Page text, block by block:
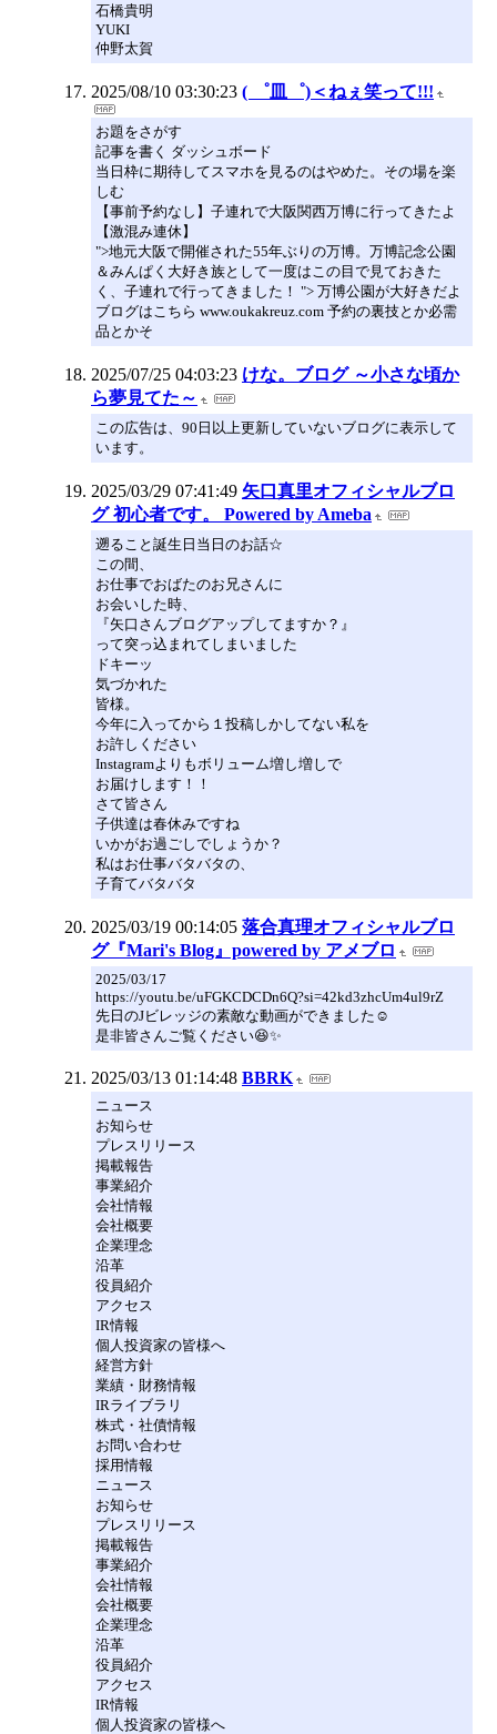
石橋貴明
YUKI
仲野太賀
2025/08/10 03:30:23 ( ゜皿゜)＜ねぇ笑って!!!
お題をさがす
記事を書く ダッシュボード
当日枠に期待してスマホを見るのはやめた。その場を楽
しむ
【事前予約なし】子連れで大阪関西万博に行ってきたよ
【激混み連休】
">地元大阪で開催された55年ぶりの万博。万博記念公園
＆みんぱく大好き族として一度はこの目で見ておきた
く、子連れで行ってきました！ "> 万博公園が大好きだよ
ブログはこちら www.oukakreuz.com 予約の裏技とか必需
品とかそ
2025/07/25 04:03:23 けな。ブログ ～小さな頃か
ら夢見てた～
この広告は、90日以上更新していないブログに表示して
います。
2025/03/29 07:41:49 矢口真里オフィシャルブロ
グ 初心者です。 Powered by Ameba
遡ること誕生日当日のお話☆
この間、
お仕事でおばたのお兄さんに
お会いした時、
『矢口さんブログアップしてますか？』
って突っ込まれてしまいました
ドキーッ
気づかれた
皆様。
今年に入ってから１投稿しかしてない私を
お許しください
Instagramよりもボリューム増し増しで
お届けします！！
さて皆さん
子供達は春休みですね
いかがお過ごしでしょうか？
私はお仕事バタバタの、
子育てバタバタ
2025/03/19 00:14:05 落合真理オフィシャルブロ
グ『Mari's Blog』powered by アメブロ
2025/03/17
https://youtu.be/uFGKCDCDn6Q?si=42kd3zhcUm4ul9rZ
先日のJビレッジの素敵な動画ができました☺️
是非皆さんご覧ください😆✨
2025/03/13 01:14:48 BBRK
ニュース
お知らせ
プレスリリース
掲載報告
事業紹介
会社情報
会社概要
企業理念
沿革
役員紹介
アクセス
IR情報
個人投資家の皆様へ
経営方針
業績・財務情報
IRライブラリ
株式・社債情報
お問い合わせ
採用情報
ニュース
お知らせ
プレスリリース
掲載報告
事業紹介
会社情報
会社概要
企業理念
沿革
役員紹介
アクセス
IR情報
個人投資家の皆様へ